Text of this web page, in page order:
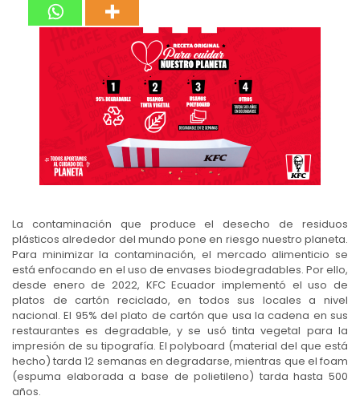
La contaminación que produce el desecho de residuos
plásticos alrededor del mundo pone en riesgo nuestro planeta.
Para minimizar la contaminación, el mercado alimenticio se
está enfocando en el uso de envases biodegradables. Por ello,
desde enero de 2022, KFC Ecuador implementó el uso de
platos de cartón reciclado, en todos sus locales a nivel
nacional. El 95% del plato de cartón que usa la cadena en sus
restaurantes es degradable, y se usó tinta vegetal para la
impresión de su tipografía. El polyboard (material del que está
hecho) tarda 12 semanas en degradarse, mientras que el foam
(espuma elaborada a base de polietileno) tarda hasta 500
años.